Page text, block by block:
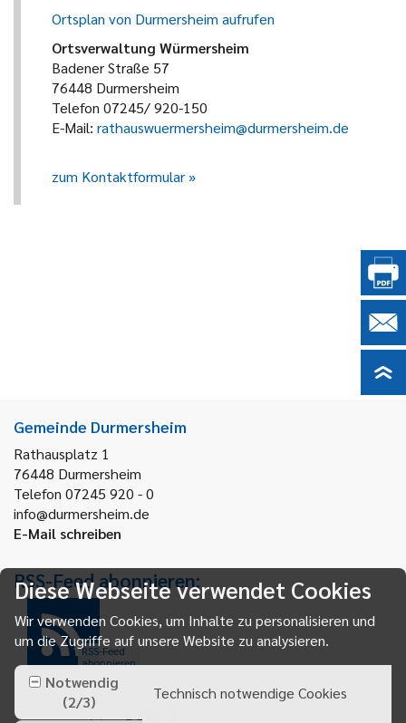
Ortsplan von Durmersheim aufrufen
Ortsverwaltung Würmersheim
Badener Straße 57
76448 Durmersheim
Telefon 07245/ 920-150
E-Mail: rathauswuermersheim@durmersheim.de
zum Kontaktformular
Gemeinde Durmersheim
Rathausplatz 1
76448 Durmersheim
Telefon 07245 920 - 0
info@durmersheim.de
E-Mail schreiben
RSS-Feed abonnieren:
RSS-Feed
abonnieren
Diese Webseite verwendet Cookies
Wir verwenden Cookies, um Inhalte zu personalisieren und
um die Zugriffe auf unsere Website zu analysieren.
Notwendig
(2/3)
Technisch notwendige Cookies